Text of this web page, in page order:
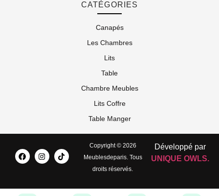
CATÉGORIES
Canapés
Les Chambres
Lits
Table
Chambre Meubles
Lits Coffre
Table Manger
Copyright © 2026
Meublesdeparis. Tous
droits réservés.
Développé par
UNIQUE OWLS.